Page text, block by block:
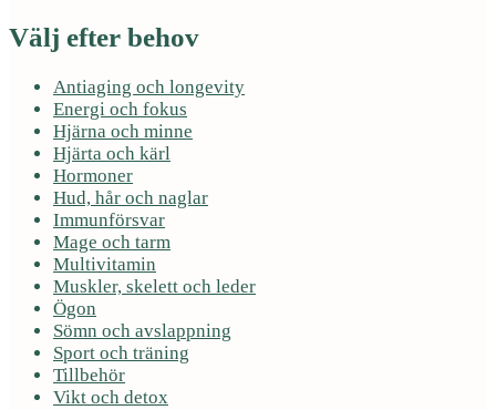
Välj efter behov
Antiaging och longevity
Energi och fokus
Hjärna och minne
Hjärta och kärl
Hormoner
Hud, hår och naglar
Immunförsvar
Mage och tarm
Multivitamin
Muskler, skelett och leder
Ögon
Sömn och avslappning
Sport och träning
Tillbehör
Vikt och detox